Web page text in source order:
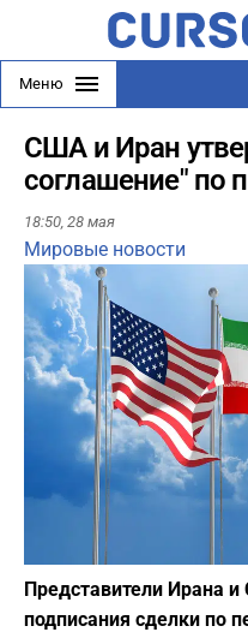
Меню
США и Иран
соглашение" по
18:50, 28 мая
Мировые новости
Представители Ирана
подписания сделки по